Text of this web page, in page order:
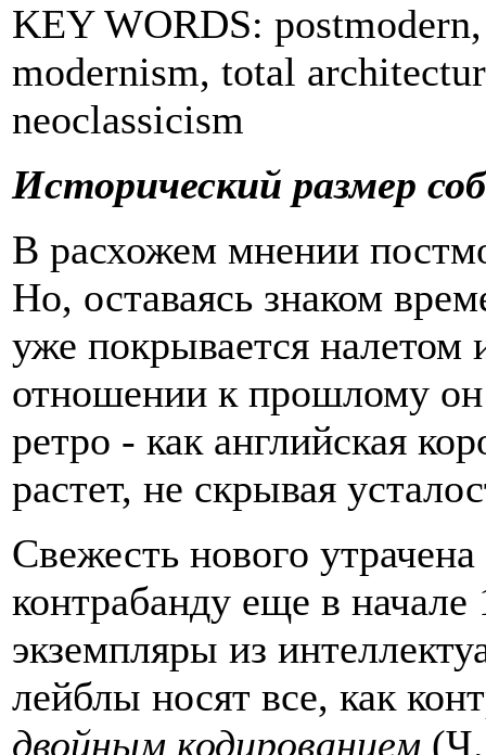
KEY WORDS:
modernism, total
neoclassicism
Исторический размер
В расхожем мнении
Но, оставаясь знаком
уже покрывается
отношении к прошлому он
ретро - как английская
растет, не скрывая
Свежесть нового
контрабанду еще в
экземпляры из
лейблы носят все, как
двойным кодированием